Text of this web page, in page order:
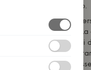
e senza tempo.
Christina
e design nordico.
riflette i movimenti
Le grucce Konkylie
naturale e possono